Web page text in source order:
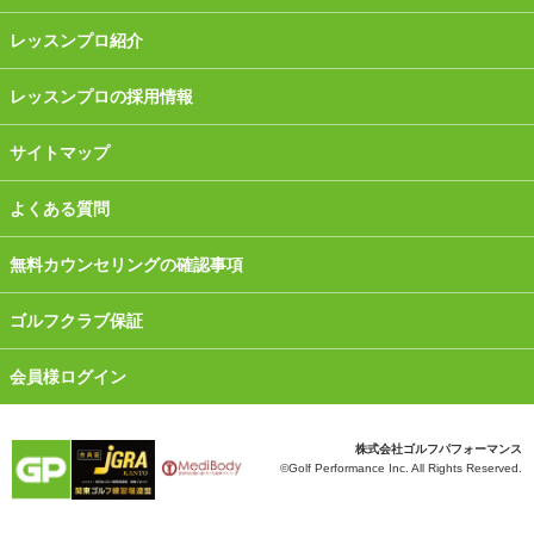
レッスンプロ紹介
レッスンプロの採用情報
サイトマップ
よくある質問
無料カウンセリングの確認事項
ゴルフクラブ保証
会員様ログイン
株式会社ゴルフパフォーマンス
©Golf Performance Inc. All Rights Reserved.